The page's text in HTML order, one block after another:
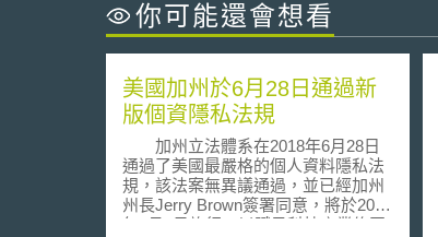
你可能還會想看
美國加州於6月28日通過新
版個資隱私法規
加州立法體系在2018年6月28日
通過了美國最嚴格的個人資料隱私法
規，該法案無異議通過，並已經加州
州長Jerry Brown簽署同意，將於2020
年1月1日施行，以賦予科技產業修正